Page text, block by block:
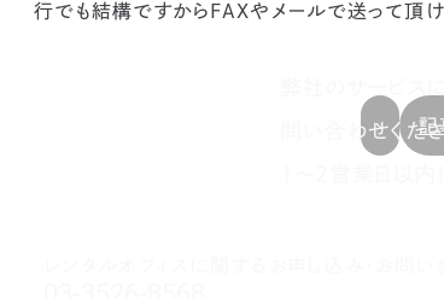
行でも結構ですからFAXやメールで送って頂け
記
問い合わせくださ